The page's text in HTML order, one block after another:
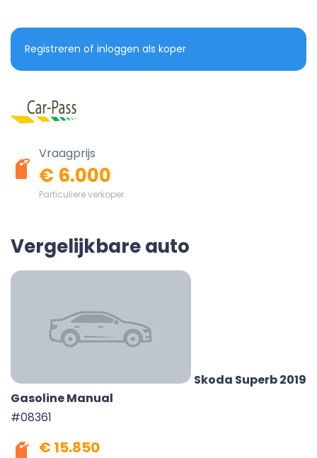
Registreren of inloggen als koper
Vraagprijs
€ 6.000
Particuliere verkoper
Vergelijkbare auto
Skoda Superb 2019
Gasoline Manual
#08361
€ 15.850